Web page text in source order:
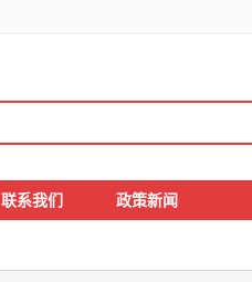
联系我们 政策新闻